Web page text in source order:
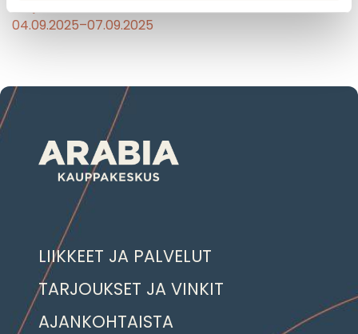
Tarjouksen voimassaoloaika:
04.09.2025–07.09.2025
LIIKKEET JA PALVELUT
TARJOUKSET JA VINKIT
AJANKOHTAISTA